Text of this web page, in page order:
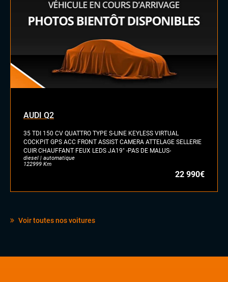
Accoudoir central
Sellerie Cuir Alcantara
Sellerie semi cuir
Sièges sport
Vitres électriques
Volant méplat
LES PLUS
Auto-hold
Black panel
Pack carbone
AUDI Q2
35 TDI 150 CV QUATTRO TYPE S-LINE KEYLESS VIRTUAL
COCKPIT GPS ACC FRONT ASSIST CAMERA ATTELAGE SELLERIE
CUIR CHAUFFANT FEUX LEDS JA19" -PAS DE MALUS-
diesel | automatique
122999 Km
22 990€
Voir toutes nos voitures